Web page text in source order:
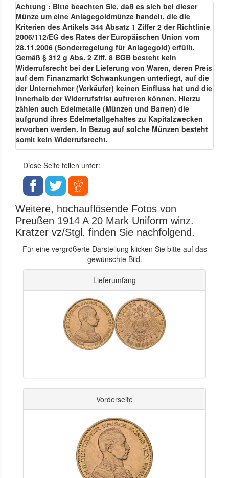
Achtung : Bitte beachten Sie, daß es sich bei dieser
Münze um eine Anlagegoldmünze handelt, die die
Kriterien des Artikels 344 Absatz 1 Ziffer 2 der Richtlinie
2006/112/EG des Rates der Europäischen Union vom
28.11.2006 (Sonderregelung für Anlagegold) erfüllt.
Gemäß § 312 g Abs. 2 Ziff. 8 BGB besteht kein
Widerrufsrecht bei der Lieferung von Waren, deren Preis
auf dem Finanzmarkt Schwankungen unterliegt, auf die
der Unternehmer (Verkäufer) keinen Einfluss hat und die
innerhalb der Widerrufsfrist auftreten können. Hierzu
zählen auch Edelmetalle (Münzen und Barren) die
aufgrund ihres Edelmetallgehaltes zu Kapitalzwecken
erworben werden. In Bezug auf solche Münzen besteht
somit kein Widerrufsrecht.
Diese Seite teilen unter:
Weitere, hochauflösende Fotos von
Preußen 1914 A 20 Mark Uniform winz.
Kratzer vz/Stgl. finden Sie nachfolgend.
Für eine vergrößerte Darstellung klicken Sie bitte auf das
gewünschte Bild.
Lieferumfang
Vorderseite